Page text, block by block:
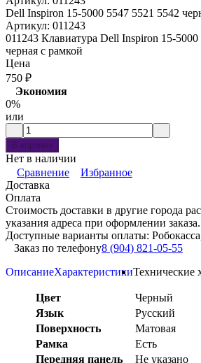
Dell Inspiron 15-5000 5547 5521 5542
Артикул: 011243
011243 Клавиатура Dell Inspiron 15-5000
черная с рамкой
Цена
750 ₽
Экономия
0%
или
В корзину
Нет в наличии
Сравнение
Избранное
Доставка
Оплата
Стоимость доставки в другие города
указания адреса при оформлении заказа.
Доступные варианты оплаты:
Заказ по телефону8 (904) 821-05-55
ОписаниеХарактеристикиТехнические
Цвет
Черный
Язык
Русский
Поверхность
Матовая
Рамка
Есть
Передняя панель
Не указано